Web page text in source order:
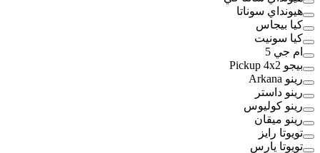
هيونداي سوناتا
كيا بيجاس
كيا سونيت
ام جي 5
بيجو Pickup 4x2
رينو Arkana
رينو داستر
رينو كوليوس
رينو ميقان
تويوتا رايز
تويوتا يارس